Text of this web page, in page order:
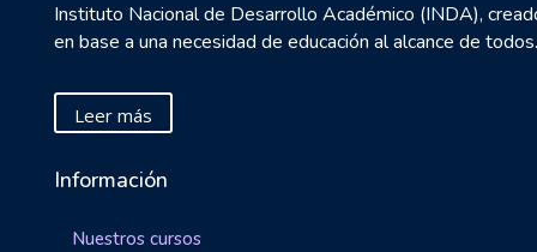
Instituto Nacional de Desarrollo Académico (INDA),
en base a una necesidad de educación al alcance de todos.
Leer más
Información
Nuestros cursos